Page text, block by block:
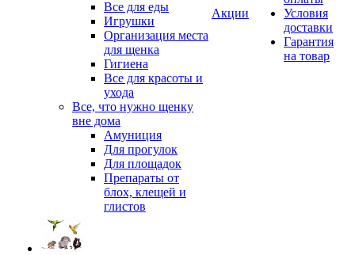
Все для еды
Игрушки
Организация места
для щенка
Гигиена
Все для красоты и
ухода
Все, что нужно щенку
вне дома
Амуниция
Для прогулок
Для площадок
Препараты от
блох, клещей и
глистов
Акции
Условия
доставки
Гарантия
на товар